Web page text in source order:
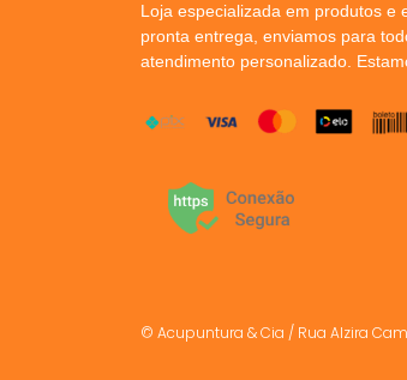
Loja especializada em produtos e
pronta entrega, enviamos para
atendimento personalizado.
© Acupuntura & Cia / Rua Alzira